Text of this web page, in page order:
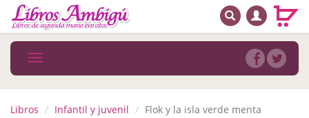
MENÚ PRINCIPAL
Novedades
BUSCAR
Toggle
navigation
Libros Infantil y juvenil Flok y la isla verde menta